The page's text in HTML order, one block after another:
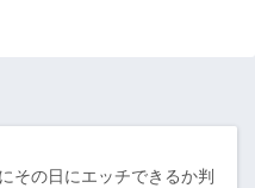
その日にエッチできるか判